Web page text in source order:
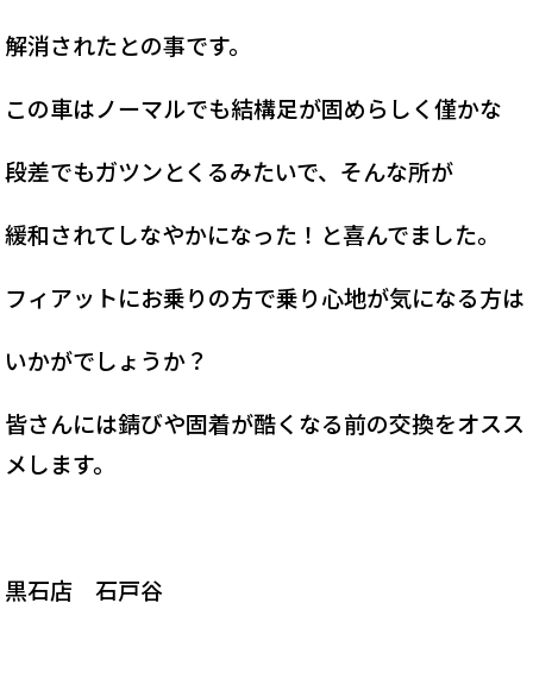
解消されたとの事です。
この車はノーマルでも結構足が固めらしく僅かな
段差でもガツンとくるみたいで、そんな所が
緩和されてしなやかになった！と喜んでました。
フィアットにお乗りの方で乗り心地が気になる方は
いかがでしょうか？
皆さんには錆びや固着が酷くなる前の交換をオスス
メします。
黒石店 石戸谷